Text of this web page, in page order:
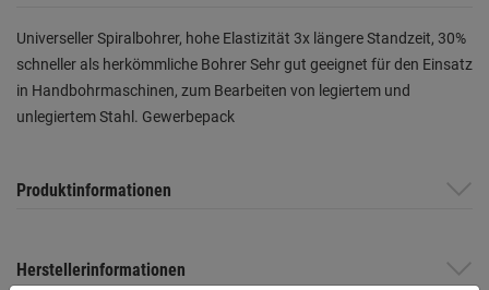
Universeller Spiralbohrer, hohe Elastizität 3x längere Standzeit, 30%
schneller als herkömmliche Bohrer Sehr gut geeignet für den Einsatz
in Handbohrmaschinen, zum Bearbeiten von legiertem und
unlegiertem Stahl. Gewerbepack
Produktinformationen
Herstellerinformationen